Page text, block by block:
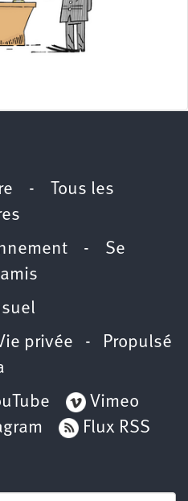
-
Tous les
- Se
privée - Propulsé
Vimeo
Flux RSS